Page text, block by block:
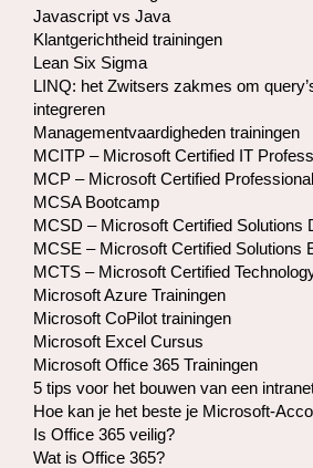
Javascript vs Java
Klantgerichtheid trainingen
Lean Six Sigma
LINQ: het Zwitsers zakmes om
integreren
Managementvaardigheden trainingen
MCITP – Microsoft Certified IT
MCP – Microsoft Certified Professional
MCSA Bootcamp
MCSD – Microsoft Certified Solutions
MCSE – Microsoft Certified Solutions
MCTS – Microsoft Certified
Microsoft Azure Trainingen
Microsoft CoPilot trainingen
Microsoft Excel Cursus
Microsoft Office 365 Trainingen
5 tips voor het bouwen van een
Hoe kan je het beste je Microsoft-
Is Office 365 veilig?
Wat is Office 365?